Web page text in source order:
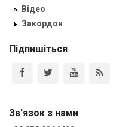
Відео
Закордон
Підпишіться
Зв'язок з нами